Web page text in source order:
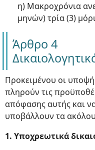
η) Μακροχρόνια
μηνών) τρία (3)
Άρθρο 4
Προκειμένου οι
πληρούν τις
απόφασης αυτής και
υποβάλλουν τα
1. Υποχρεωτικά